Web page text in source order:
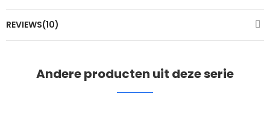
REVIEWS(10)
Andere producten uit deze serie